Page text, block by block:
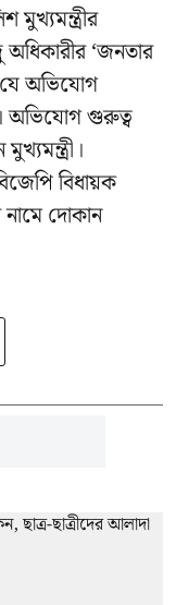
মুখ্যমন্ত্রীর
অধিকারীর ‘জনতার
অভিযোগ
অভিযোগ গুরুত্ব
বিধায়ক
দোকান